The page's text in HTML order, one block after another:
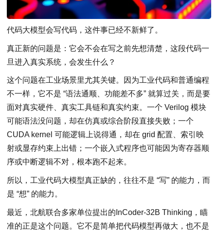
代码大模型会写代码，这件事已经不新鲜了。
真正新的问题是：它会不会在写之前先想清楚，这段代码一
旦进入真实系统，会发生什么？
这个问题在工业场景里尤其关键。因为工业代码和普通编程
不一样，它不是 “语法通顺、功能差不多” 就算过关，而是要
面对真实硬件、真实工具链和真实约束。一个 Verilog 模块
可能语法没问题，却在仿真或综合阶段直接失败；一个
CUDA kernel 可能逻辑上说得通，却在 grid 配置、索引映
射或显存约束上出错；⼀个嵌入式程序也可能因为寄存器顺
序或中断逻辑不对，根本跑不起来。
所以，工业代码大模型真正缺的，往往不是 “写” 的能力，而
是 “想” 的能力。
最近，北航联合多家单位提出的InCoder-32B Thinking，瞄
准的正是这个问题。它不是简单把代码模型再做大，也不是